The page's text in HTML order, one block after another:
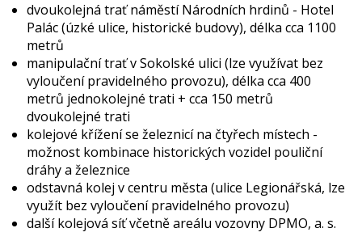
dvoukolejná trať náměstí Národních hrdinů - Hotel
Palác (úzké ulice, historické budovy), délka cca 1100
metrů
manipulační trať v Sokolské ulici (lze využívat bez
vyloučení pravidelného provozu), délka cca 400
metrů jednokolejné trati + cca 150 metrů
dvoukolejné trati
kolejové křížení se železnicí na čtyřech místech -
možnost kombinace historických vozidel pouliční
dráhy a železnice
odstavná kolej v centru města (ulice Legionářská, lze
využít bez vyloučení pravidelného provozu)
další kolejová síť včetně areálu vozovny DPMO, a. s.